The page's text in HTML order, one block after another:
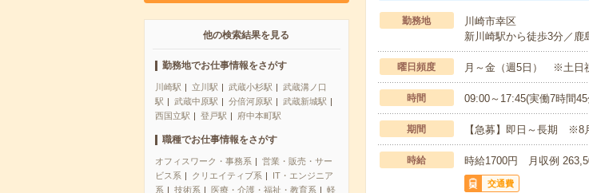
他の検索結果を見る
勤務地でお仕事情報をさがす
川崎駅 立川駅 武蔵小杉駅
武蔵溝ノ口
駅
武蔵中原駅 分倍河原駅
武蔵新城駅
西国立駅
登戸駅 府中本町駅
職種でお仕事情報をさがす
オフィスワーク・事務系
営業・販売・サー
ビス系
クリエイティブ系
IT・エンジニア
系
技術系 医療・介護・福祉・教育系
軽
勤務地
川崎市幸区
新川崎駅から徒歩3分／鹿
曜日頻度 月～金（週5日） ※土日
時間 09:00～17:45(実働7時間
期間 【急募】即日～長期 ※8
時給 時給1700円 月収例
交通費